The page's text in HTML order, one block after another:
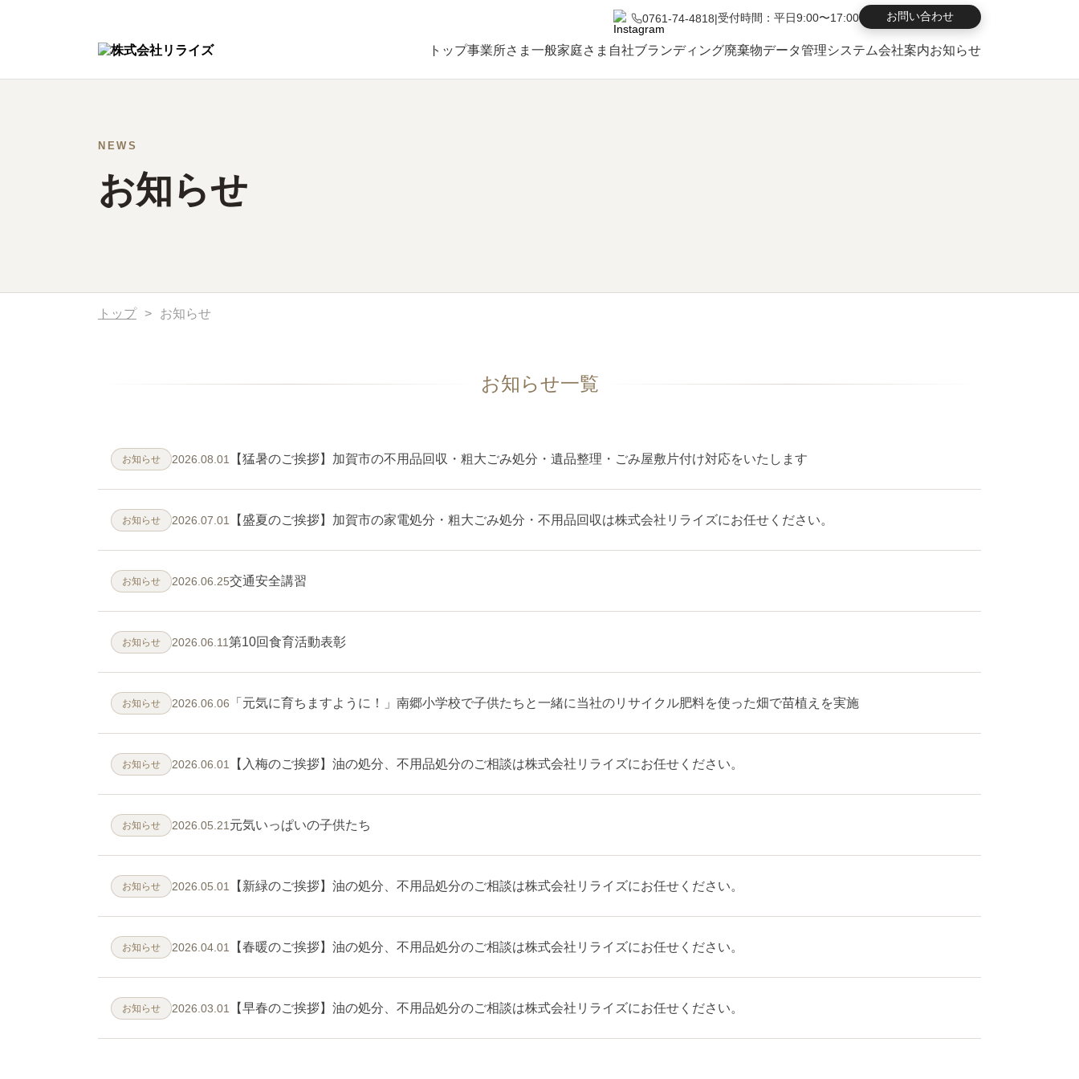
0761-74-4818|受付時間：平日9:00〜17:00 お問い合わせ
トップ事業所さま 一般家庭さま 自社ブランディング廃棄物データ管理システム会社案内お知らせ
NEWS
お知らせ
トップ > お知らせ
お知らせ一覧
お知らせ 2026.08.01 【猛暑のご挨拶】加賀市の不用品回収・粗大ごみ処分・遺品整理・ごみ屋敷片付け対応をいたします
お知らせ 2026.07.01 【盛夏のご挨拶】加賀市の家電処分・粗大ごみ処分・不用品回収は株式会社リライズにお任せください。
お知らせ 2026.06.25交通安全講習
お知らせ 2026.06.11第10回食育活動表彰
お知らせ 2026.06.06 「元気に育ちますように！」南郷小学校で子供たちと一緒に当社のリサイクル肥料を使った畑で苗植えを実施
お知らせ 2026.06.01 【入梅のご挨拶】油の処分、不用品処分のご相談は株式会社リライズにお任せください。
お知らせ 2026.05.21 元気いっぱいの子供たち
お知らせ 2026.05.01 【新緑のご挨拶】油の処分、不用品処分のご相談は株式会社リライズにお任せください。
お知らせ 2026.04.01 【春暖のご挨拶】油の処分、不用品処分のご相談は株式会社リライズにお任せください。
お知らせ 2026.03.01 【早春のご挨拶】油の処分、不用品処分のご相談は株式会社リライズにお任せください。